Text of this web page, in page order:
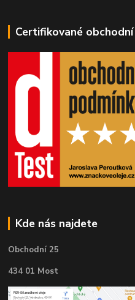
Certifikované
Kde nás najdete
Obchodní 25
434 01 Most